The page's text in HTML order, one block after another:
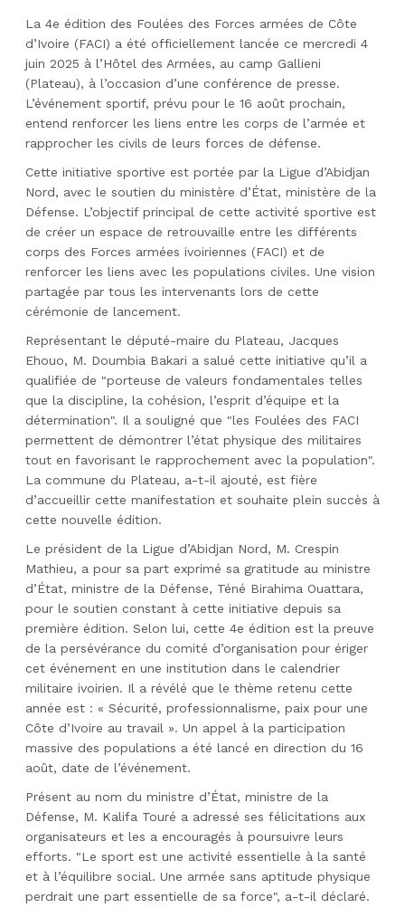
La 4e édition des Foulées des Forces armées de Côte
d’Ivoire (FACI) a été officiellement lancée ce mercredi 4
juin 2025 à l’Hôtel des Armées, au camp Gallieni
(Plateau), à l’occasion d’une conférence de presse.
L’événement sportif, prévu pour le 16 août prochain,
entend renforcer les liens entre les corps de l’armée et
rapprocher les civils de leurs forces de défense.
Cette initiative sportive est portée par la Ligue d’Abidjan
Nord, avec le soutien du ministère d’État, ministère de la
Défense. L’objectif principal de cette activité sportive est
de créer un espace de retrouvaille entre les différents
corps des Forces armées ivoiriennes (FACI) et de
renforcer les liens avec les populations civiles. Une vision
partagée par tous les intervenants lors de cette
cérémonie de lancement.
Représentant le député-maire du Plateau, Jacques
Ehouo, M. Doumbia Bakari a salué cette initiative qu’il a
qualifiée de "porteuse de valeurs fondamentales telles
que la discipline, la cohésion, l’esprit d’équipe et la
détermination". Il a souligné que "les Foulées des FACI
permettent de démontrer l’état physique des militaires
tout en favorisant le rapprochement avec la population".
La commune du Plateau, a-t-il ajouté, est fière
d’accueillir cette manifestation et souhaite plein succès à
cette nouvelle édition.
Le président de la Ligue d’Abidjan Nord, M. Crespin
Mathieu, a pour sa part exprimé sa gratitude au ministre
d’État, ministre de la Défense, Téné Birahima Ouattara,
pour le soutien constant à cette initiative depuis sa
première édition. Selon lui, cette 4e édition est la preuve
de la persévérance du comité d’organisation pour ériger
cet événement en une institution dans le calendrier
militaire ivoirien. Il a révélé que le thème retenu cette
année est : « Sécurité, professionnalisme, paix pour une
Côte d’Ivoire au travail ». Un appel à la participation
massive des populations a été lancé en direction du 16
août, date de l’événement.
Présent au nom du ministre d’État, ministre de la
Défense, M. Kalifa Touré a adressé ses félicitations aux
organisateurs et les a encouragés à poursuivre leurs
efforts. "Le sport est une activité essentielle à la santé
et à l’équilibre social. Une armée sans aptitude physique
perdrait une part essentielle de sa force", a-t-il déclaré.